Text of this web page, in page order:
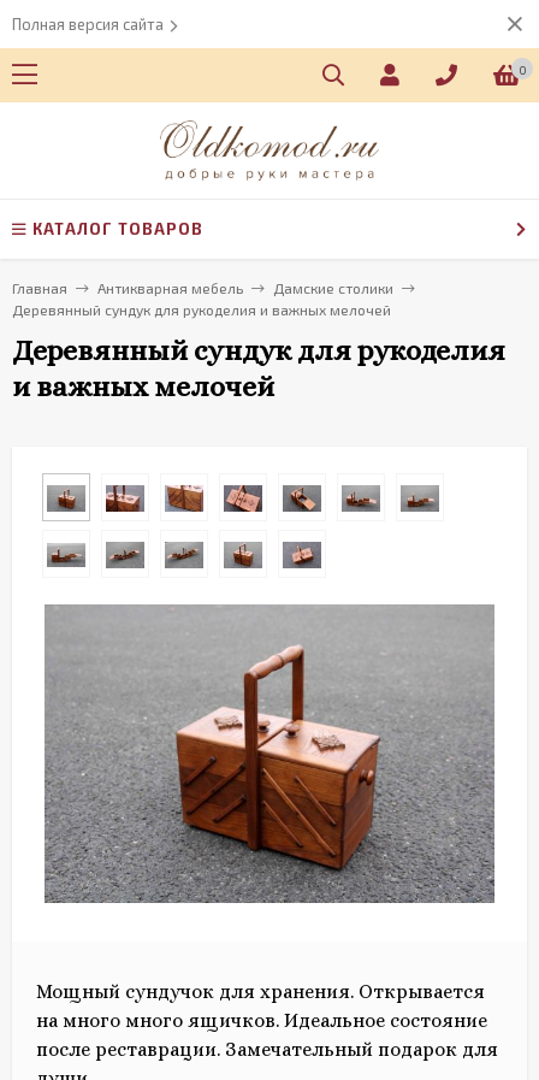
Полная версия сайта
0
КАТАЛОГ ТОВАРОВ
Главная Антикварная мебель
Дамские столики
Деревянный сундук для рукоделия и важных мелочей
Деревянный сундук для рукоделия
и важных мелочей
Мощный сундучок для хранения. Открывается
на много много ящичков. Идеальное состояние
после реставрации. Замечательный подарок для